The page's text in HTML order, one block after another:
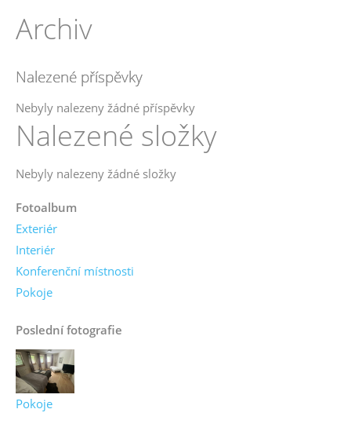
Archiv
Nalezené příspěvky
Nebyly nalezeny žádné příspěvky
Nalezené složky
Nebyly nalezeny žádné složky
Fotoalbum
Exteriér
Interiér
Konferenční místnosti
Pokoje
Poslední fotografie
Pokoje